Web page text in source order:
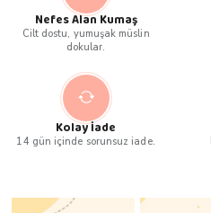
Nefes Alan Kumaş
Cilt dostu, yumuşak müslin
dokular.
Kolay İade
14 gün içinde sorunsuz iade.